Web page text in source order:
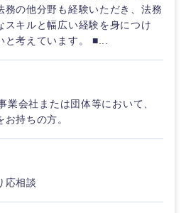
務の他分野も経験いただき、法務
スキルと幅広い経験を身につけ
考えています。 ■...
業会社または団体等において、
持ちの方。
応相談